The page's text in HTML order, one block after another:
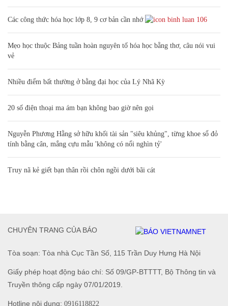
Các công thức hóa học lớp 8, 9 cơ bản cần nhớ 106
Mẹo học thuộc Bảng tuần hoàn nguyên tố hóa học bằng thơ, câu nói vui
vẻ
Nhiều điểm bất thường ở bằng đại học của Lý Nhã Kỳ
20 số điện thoại ma ám bạn không bao giờ nên gọi
Nguyễn Phương Hằng sở hữu khối tài sản "siêu khủng", từng khoe sổ đỏ
tính bằng cân, mắng cựu mẫu 'không có nổi nghìn tỷ'
Truy nã kẻ giết bạn thân rồi chôn ngồi dưới bãi cát
Tòa soạn: Tòa nhà Cục Tần Số, 115 Trần Duy Hưng Hà Nội
Giấy phép hoạt động báo chí: Số 09/GP-BTTTT, Bộ Thông tin và
Truyền thông cấp ngày 07/01/2019.
Hotline nội dung: 0916118822
CHUYÊN TRANG CỦA BÁO